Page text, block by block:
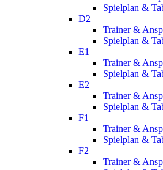
Spielplan &
D2
Trainer &
Spielplan &
E1
Trainer &
Spielplan &
E2
Trainer &
Spielplan &
F1
Trainer &
Spielplan &
F2
Trainer &